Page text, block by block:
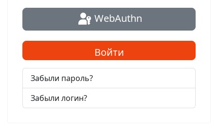
WebAuthn
Войти
Забыли пароль?
Забыли логин?